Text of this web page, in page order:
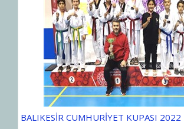
BALIKESİR CUMHURİYET KUPASI 2022